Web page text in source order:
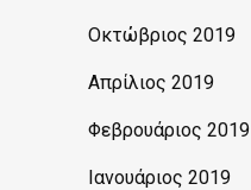
Οκτώβριος 2019
Απρίλιος 2019
Φεβρουάριος 2019
Ιανουάριος 2019